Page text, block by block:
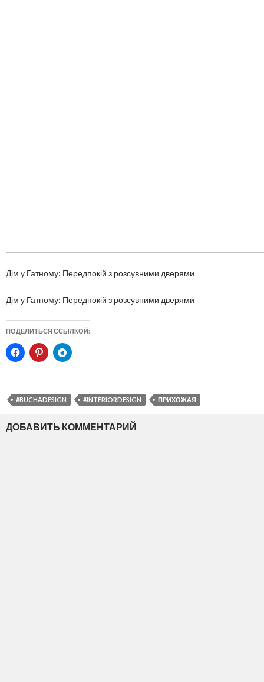
Дім у Гатному: Передпокій з розсувними дверями
Дім у Гатному: Передпокій з розсувними дверями
ПОДЕЛИТЬСЯ ССЫЛКОЙ:
#BUCHADESIGN #INTERIORDESIGN ПРИХОЖАЯ
ДОБАВИТЬ КОММЕНТАРИЙ